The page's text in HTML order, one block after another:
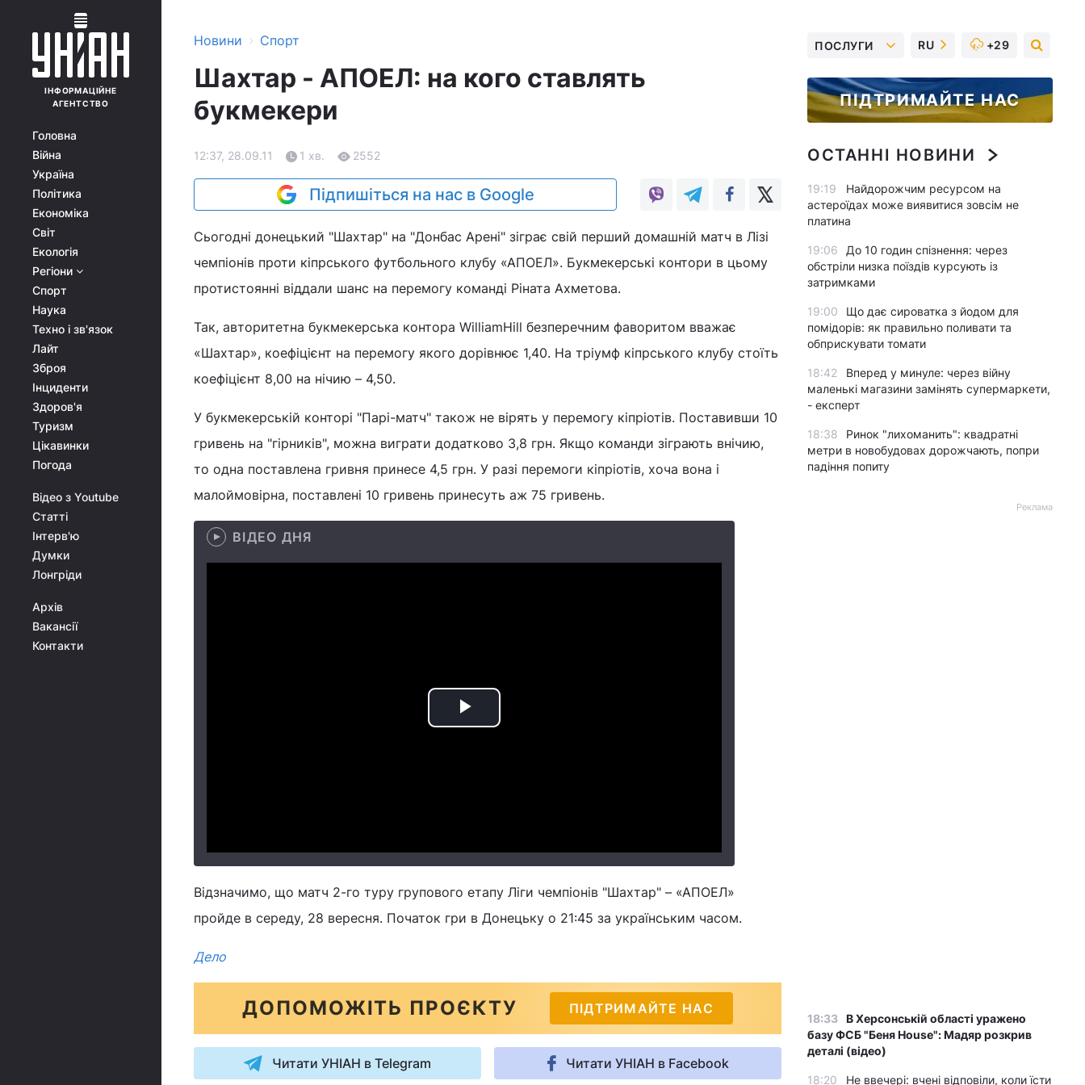
ІНФОРМАЦІЙНЕ
АГЕНТСТВО
Головна
Війна
Україна
Політика
Економіка
Світ
Екологія
Регіони
Спорт
Наука
Техно і зв'язок
Лайт
Зброя
Інциденти
Здоров'я
Туризм
Цікавинки
Погода
Відео з Youtube
Статті
Інтерв'ю
Думки
Лонгріди
Архів
Вакансії
Контакти
Новини › Спорт
Шахтар - АПОЕЛ: на кого ставлять
букмекери
12:37, 28.09.11 1 хв. 2552
Підпишіться на нас в Google
Сьогодні донецький "Шахтар" на "Донбас Арені" зіграє свій перший домашній матч в Лізі
чемпіонів проти кіпрського футбольного клубу «АПОЕЛ». Букмекерські контори в цьому
протистоянні віддали шанс на перемогу команді Ріната Ахметова.
Так, авторитетна букмекерська контора WilliamHill безперечним фаворитом вважає
«Шахтар», коефіцієнт на перемогу якого дорівнює 1,40. На тріумф кіпрського клубу стоїть
коефіцієнт 8,00 на нічию – 4,50.
У букмекерській конторі "Парі-матч" також не вірять у перемогу кіпріотів. Поставивши 10
гривень на "гірників", можна виграти додатково 3,8 грн. Якщо команди зіграють внічию,
то одна поставлена гривня принесе 4,5 грн. У разі перемоги кіпріотів, хоча вона і
малоймовірна, поставлені 10 гривень принесуть аж 75 гривень.
ВІДЕО ДНЯ
Play
Відзначимо, що матч 2-го туру групового етапу Ліги чемпіонів "Шахтар" – «АПОЕЛ»
пройде в середу, 28 вересня. Початок гри в Донецьку о 21:45 за українським часом.
Дело
ДОПОМОЖІТЬ ПРОЄКТУ ПІДТРИМАЙТЕ НАС
Читати УНІАН в Telegram Читати УНІАН в Facebook
ПОСЛУГИ RU +29
ПІДТРИМАЙТЕ НАС
ОСТАННІ НОВИНИ
19:19
Найдорожчим ресурсом на
астероїдах може виявитися зовсім не
платина
19:06
До 10 годин спізнення: через
обстріли низка поїздів курсують із
затримками
19:00
Що дає сироватка з йодом для
помідорів: як правильно поливати та
обприскувати томати
18:42
Вперед у минуле: через війну
маленькі магазини замінять супермаркети,
- експерт
18:38
Ринок "лихоманить": квадратні
метри в новобудовах дорожчають, попри
падіння попиту
Реклама
18:33 В Херсонській області уражено
базу ФСБ "Беня House": Мадяр розкрив
деталі (відео)
18:20 Не ввечері: вчені відповіли, коли їсти